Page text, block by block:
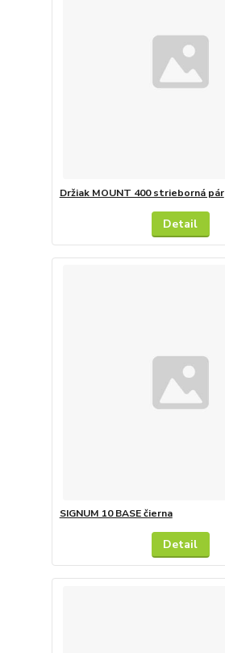
Držiak MOUNT 400 strieborná pár
Detail
SIGNUM 10 BASE čierna
Detail